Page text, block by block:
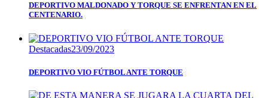
DEPORTIVO MALDONADO Y TORQUE SE ENFRENTAN EN EL
CENTENARIO.
Destacadas23/09/2023
DEPORTIVO VIO FÚTBOL ANTE TORQUE